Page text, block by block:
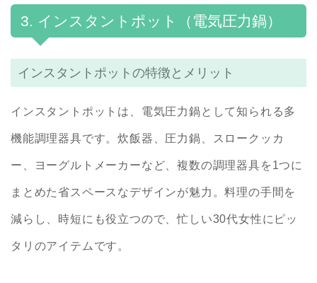
3. インスタントポット（電気圧力鍋）
インスタントポットの特徴とメリット
インスタントポットは、電気圧力鍋として知られる多
機能調理器具です。炊飯器、圧力鍋、スロークッカ
ー、ヨーグルトメーカーなど、複数の調理器具を1つに
まとめた省スペースなデザインが魅力。料理の手間を
減らし、時短にも役立つので、忙しい30代女性にピッ
タリのアイテムです。